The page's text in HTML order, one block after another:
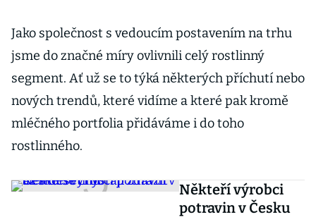
Jako společnost s vedoucím postavením na trhu
jsme do značné míry ovlivnili celý rostlinný
segment. Ať už se to týká některých příchutí nebo
nových trendů, které vidíme a které pak kromě
mléčného portfolia přidáváme i do toho
rostlinného.
Někteří výrobci
potravin v Česku